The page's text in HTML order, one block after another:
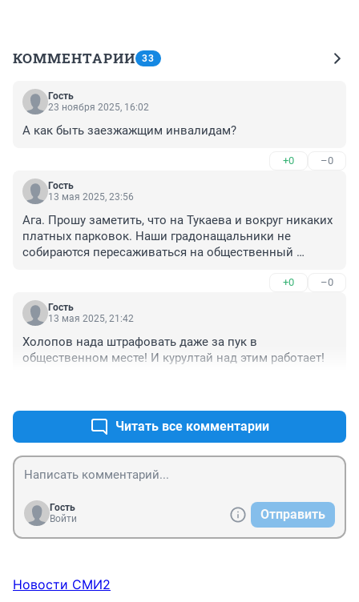
КОММЕНТАРИИ 33
Гость
23 ноября 2025, 16:02
А как быть заезжажщим инвалидам?
+0 –0
Гость
13 мая 2025, 23:56
Ага. Прошу заметить, что на Тукаева и вокруг никаких
платных парковок. Наши градонащальники не
собираются пересаживаться на общественный
+0 –0
Гость
13 мая 2025, 21:42
Холопов нада штрафовать даже за пук в
общественном месте! И курултай над этим работает!
Читать все комментарии
Гость
Войти
Отправить
Новости СМИ2